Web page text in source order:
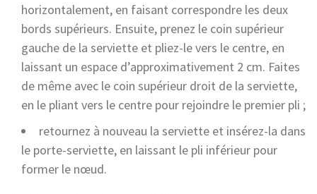
horizontalement, en faisant correspondre les deux
bords supérieurs. Ensuite, prenez le coin supérieur
gauche de la serviette et pliez-le vers le centre, en
laissant un espace d’approximativement 2 cm. Faites
de même avec le coin supérieur droit de la serviette,
en le pliant vers le centre pour rejoindre le premier pli ;
retournez à nouveau la serviette et insérez-la dans
le porte-serviette, en laissant le pli inférieur pour
former le nœud.